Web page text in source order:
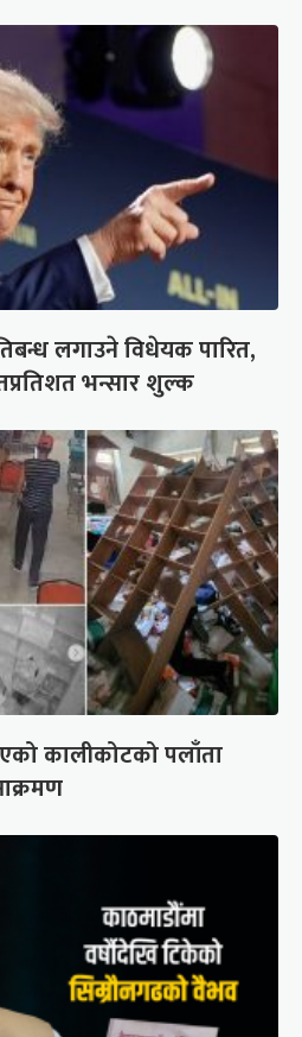
लगाउने विधेयक पारित,
भन्सार शुल्क
कालीकोटको पलाँता